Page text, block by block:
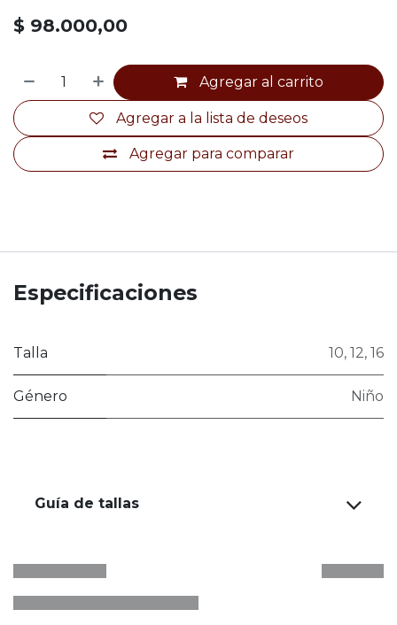
$ 98.000,00
Agregar al carrito
Agregar para comparar
Agregar a la lista de deseos
Especificaciones
Talla 10, 12, 16
Género Niño
Guía de tallas